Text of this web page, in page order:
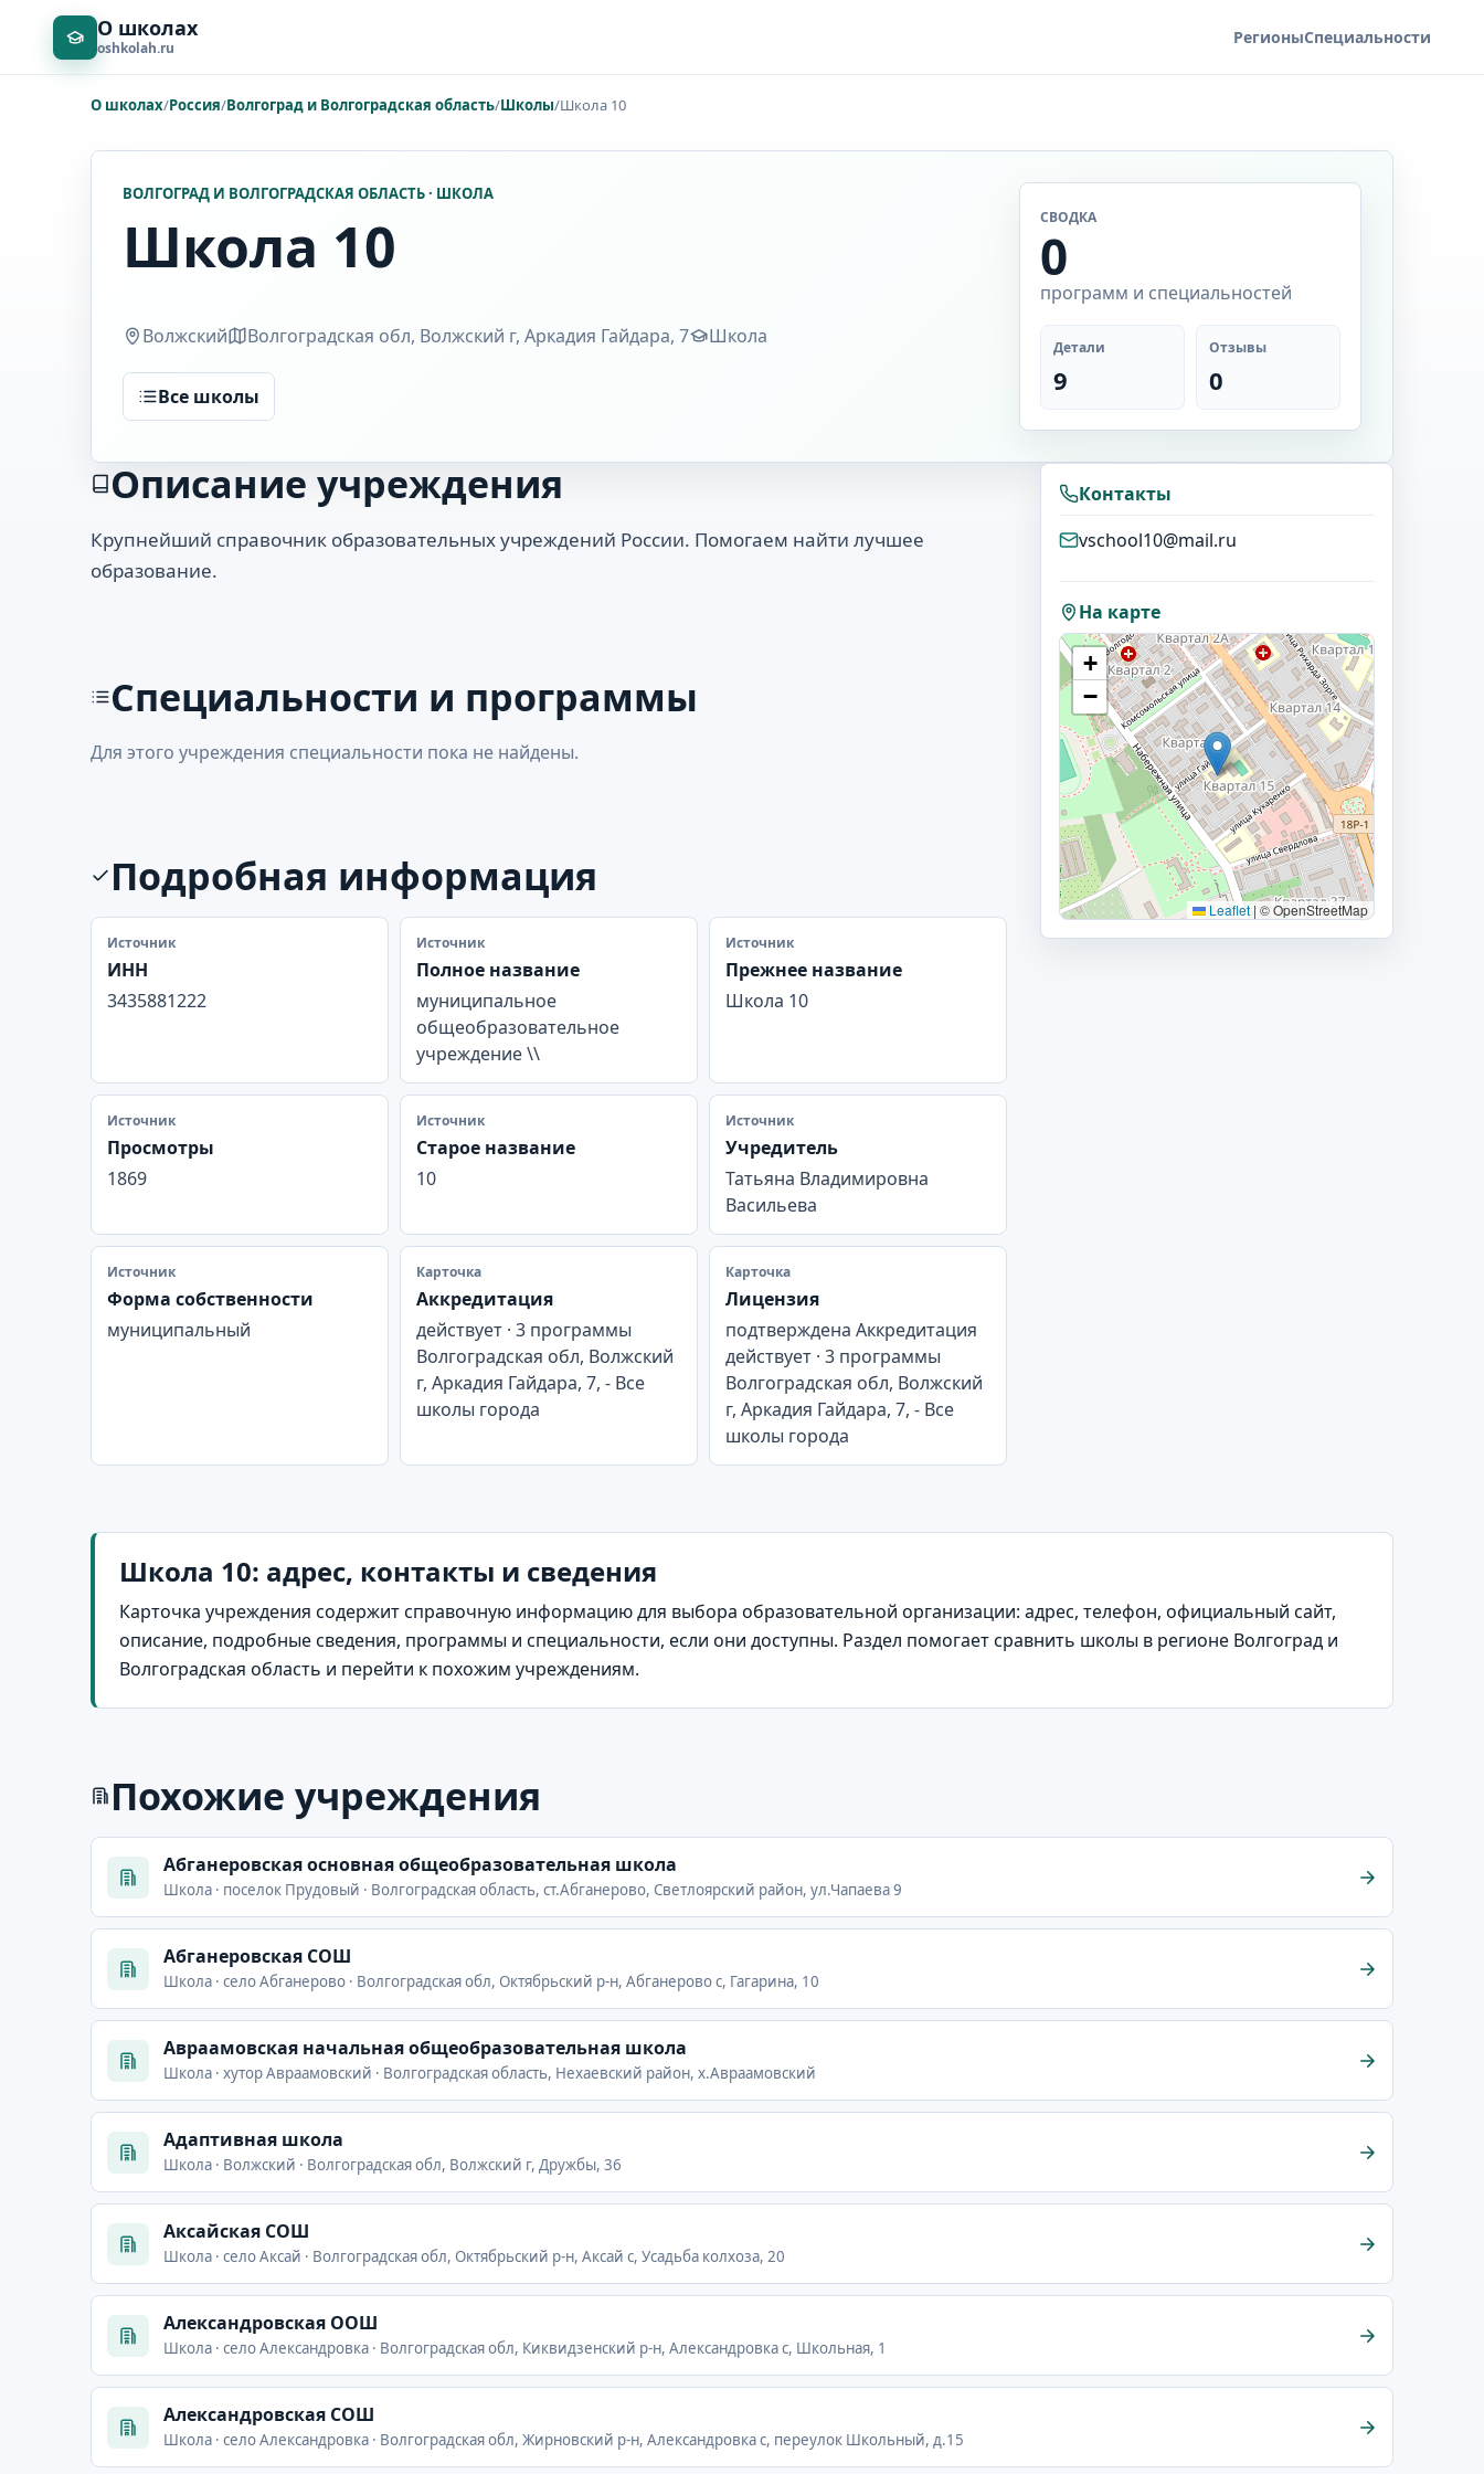
О школах
oshkolah.ru РегионыСпециальности
О школах/Россия/Волгоград и Волгоградская область/Школы/Школа 10
ВОЛГОГРАД И ВОЛГОГРАДСКАЯ ОБЛАСТЬ · ШКОЛА
Школа 10
Волжский Волгоградская обл, Волжский г, Аркадия Гайдара, 7 Школа
Все школы
СВОДКА
0
программ и специальностей
Детали
9
Отзывы
0
Описание учреждения
Крупнейший справочник образовательных учреждений России. Помогаем найти лучшее
образование.
Специальности и программы
Для этого учреждения специальности пока не найдены.
Подробная информация
Источник
ИНН
3435881222
Источник
Полное название
муниципальное
общеобразовательное
учреждение \\
Источник
Прежнее название
Школа 10
Источник
Просмотры
1869
Источник
Старое название
10
Источник
Учредитель
Татьяна Владимировна
Васильева
Источник
Форма собственности
муниципальный
Карточка
Аккредитация
действует · 3 программы
Волгоградская обл, Волжский
г, Аркадия Гайдара, 7, - Все
школы города
Карточка
Лицензия
подтверждена Аккредитация
действует · 3 программы
Волгоградская обл, Волжский
г, Аркадия Гайдара, 7, - Все
школы города
Контакты
vschool10@mail.ru
На карте
+
−
Leaflet | © OpenStreetMap
Школа 10: адрес, контакты и сведения
Карточка учреждения содержит справочную информацию для выбора образовательной организации: адрес, телефон, официальный сайт,
описание, подробные сведения, программы и специальности, если они доступны. Раздел помогает сравнить школы в регионе Волгоград и
Волгоградская область и перейти к похожим учреждениям.
Похожие учреждения
Абганеровская основная общеобразовательная школа
Школа · поселок Прудовый · Волгоградская область, ст.Абганерово, Светлоярский район, ул.Чапаева 9
Абганеровская СОШ
Школа · село Абганерово · Волгоградская обл, Октябрьский р-н, Абганерово с, Гагарина, 10
Авраамовская начальная общеобразовательная школа
Школа · хутор Авраамовский · Волгоградская область, Нехаевский район, х.Авраамовский
Адаптивная школа
Школа · Волжский · Волгоградская обл, Волжский г, Дружбы, 36
Аксайская СОШ
Школа · село Аксай · Волгоградская обл, Октябрьский р-н, Аксай с, Усадьба колхоза, 20
Александровская ООШ
Школа · село Александровка · Волгоградская обл, Киквидзенский р-н, Александровка с, Школьная, 1
Александровская СОШ
Школа · село Александровка · Волгоградская обл, Жирновский р-н, Александровка с, переулок Школьный, д.15